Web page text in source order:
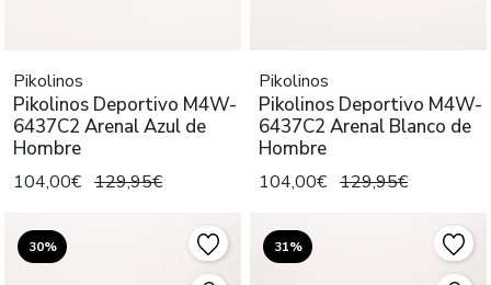
Pikolinos
Pikolinos Deportivo M4W-
6437C2 Arenal Azul de
Hombre
104,00€ 129,95€
Pikolinos
Pikolinos Deportivo M4W-
6437C2 Arenal Blanco de
Hombre
104,00€ 129,95€
30% 31%